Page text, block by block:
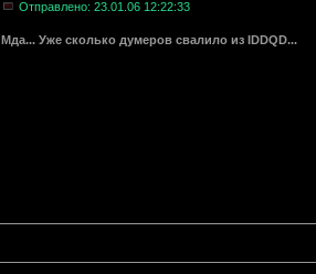
Отправлено: 23.01.06 12:22:33
Мда... Уже сколько думеров свалило из IDDQD...